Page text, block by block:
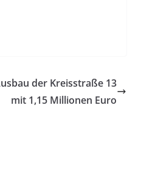
der Kreisstraße 13
mit 1,15 Millionen Euro